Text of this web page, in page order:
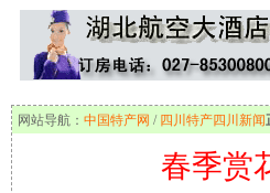
网站导航： 中国特产网 / 四川特产四川新闻
春季赏